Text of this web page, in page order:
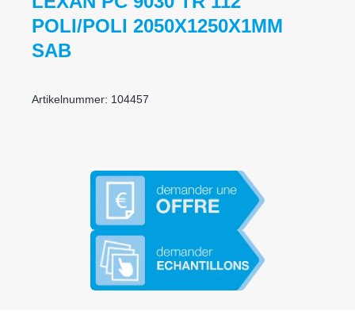
POLI/POLI 2050X1250X1MM
SAB
Artikelnummer: 104457